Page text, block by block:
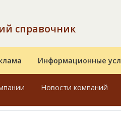
справочник
Информационные
Новости компаний